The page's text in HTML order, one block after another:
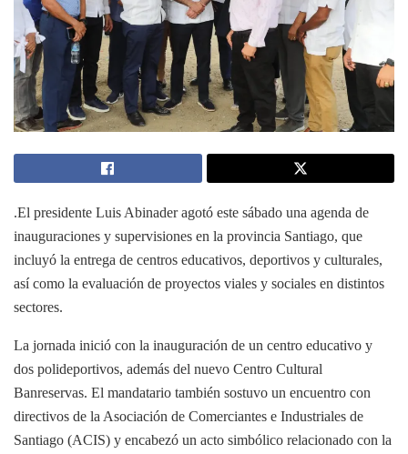
.El presidente Luis Abinader agotó este sábado una agenda de
inauguraciones y supervisiones en la provincia Santiago, que
incluyó la entrega de centros educativos, deportivos y culturales,
así como la evaluación de proyectos viales y sociales en distintos
sectores.
La jornada inició con la inauguración de un centro educativo y
dos polideportivos, además del nuevo Centro Cultural
Banreservas. El mandatario también sostuvo un encuentro con
directivos de la Asociación de Comerciantes e Industriales de
Santiago (ACIS) y encabezó un acto simbólico relacionado con la